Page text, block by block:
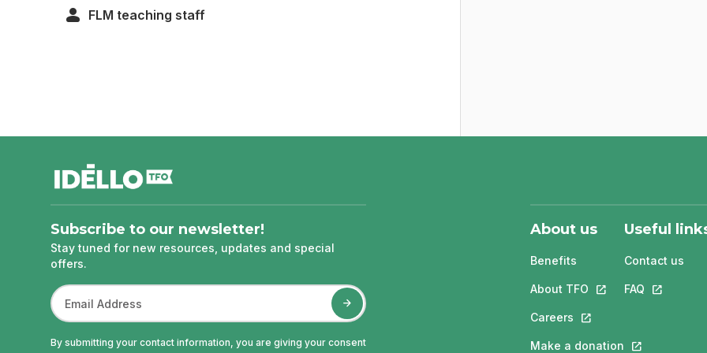
FLM teaching staff
footer
Subscribe to our newsletter!
Stay tuned for new resources, updates and special
offers.
By submitting your contact information, you are giving your consent
About us
Benefits
About TFO This link will open
Careers This link will open in a
Make a donation This link will
Useful
Contact us
FAQ This link